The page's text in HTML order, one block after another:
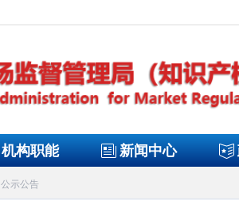
机构职能 新闻中心
公示公告